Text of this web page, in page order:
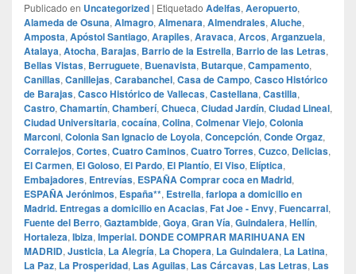
Publicado en Uncategorized | Etiquetado Adelfas, Aeropuerto,
Alameda de Osuna, Almagro, Almenara, Almendrales, Aluche,
Amposta, Apóstol Santiago, Arapiles, Aravaca, Arcos, Arganzuela,
Atalaya, Atocha, Barajas, Barrio de la Estrella, Barrio de las Letras,
Bellas Vistas, Berruguete, Buenavista, Butarque, Campamento,
Canillas, Canillejas, Carabanchel, Casa de Campo, Casco Histórico
de Barajas, Casco Histórico de Vallecas, Castellana, Castilla,
Castro, Chamartín, Chamberí, Chueca, Ciudad Jardín, Ciudad Lineal,
Ciudad Universitaria, cocaína, Colina, Colmenar Viejo, Colonia
Marconi, Colonia San Ignacio de Loyola, Concepción, Conde Orgaz,
Corralejos, Cortes, Cuatro Caminos, Cuatro Torres, Cuzco, Delicias,
El Carmen, El Goloso, El Pardo, El Plantío, El Viso, Elíptica,
Embajadores, Entrevías, ESPAÑA Comprar coca en Madrid,
ESPAÑA Jerónimos, España**, Estrella, farlopa a domicilio en
Madrid. Entregas a domicilio en Acacias, Fat Joe - Envy, Fuencarral,
Fuente del Berro, Gaztambide, Goya, Gran Vía, Guindalera, Hellín,
Hortaleza, Ibiza, Imperial. DONDE COMPRAR MARIHUANA EN
MADRID, Justicia, La Alegría, La Chopera, La Guindalera, La Latina,
La Paz, La Prosperidad, Las Aguilas, Las Cárcavas, Las Letras, Las